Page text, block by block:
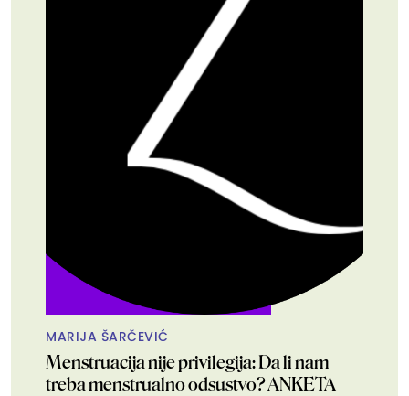
MARIJA ŠARČEVIĆ
Menstruacija nije privilegija: Da li nam
treba menstrualno odsustvo? ANKETA